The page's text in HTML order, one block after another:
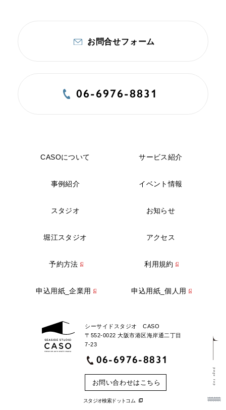
お問合せフォーム
06-6976-8831
page top
シーサイドスタジオ CASO
〒552-0022 大阪市港区海岸通二丁目
7-23
06-6976-8831
お問い合わせはこちら
CASOについて サービス紹介
事例紹介 イベント情報
スタジオ お知らせ
堀江スタジオ アクセス
予約方法 利用規約
申込用紙_企業用 申込用紙_個人用
スタジオ検索ドットコム